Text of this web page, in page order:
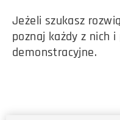
Jeżeli szukasz
poznaj każdy z nich
demonstracyjne.